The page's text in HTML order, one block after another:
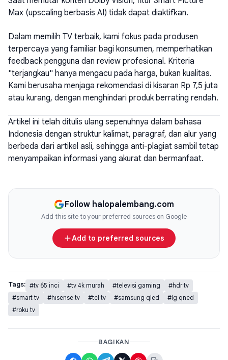
Max (upscaling berbasis AI) tidak dapat diaktifkan.
Dalam memilih TV terbaik, kami fokus pada produsen
terpercaya yang familiar bagi konsumen, memperhatikan
feedback pengguna dan review profesional. Kriteria
"terjangkau" hanya mengacu pada harga, bukan kualitas.
Kami berusaha menjaga rekomendasi di kisaran Rp 7,5 juta
atau kurang, dengan menghindari produk berrating rendah.
Artikel ini telah ditulis ulang sepenuhnya dalam bahasa
Indonesia dengan struktur kalimat, paragraf, dan alur yang
berbeda dari artikel asli, sehingga anti-plagiat sambil tetap
menyampaikan informasi yang akurat dan bermanfaat.
Follow halopalembang.com
Add this site to your preferred sources on Google
Add to preferred sources
Tags: #tv 65 inci #tv 4k murah #televisi gaming
#hdr tv
#smart tv
#hisense tv #tcl tv #samsung qled
#lg qned
#roku tv
BAGIKAN